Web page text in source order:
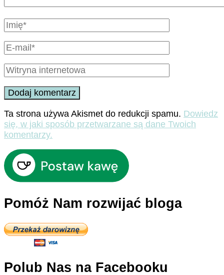
Ta strona używa Akismet do redukcji spamu. Dowiedz
się, w jaki sposób przetwarzane są dane Twoich
komentarzy.
Pomóż Nam rozwijać bloga
Polub Nas na Facebooku